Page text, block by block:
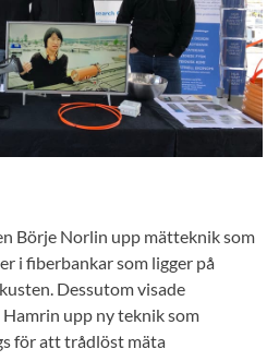
Börje Norlin upp mätteknik som
i fiberbankar som ligger på
Dessutom visade
upp ny teknik som
för att trådlöst mäta